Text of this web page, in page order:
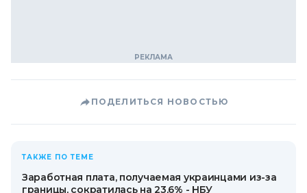
ПОДЕЛИТЬСЯ НОВОСТЬЮ
ТАКЖЕ ПО ТЕМЕ
Заработная плата, получаемая украинцами из-за
границы, сократилась на 23,6% - НБУ